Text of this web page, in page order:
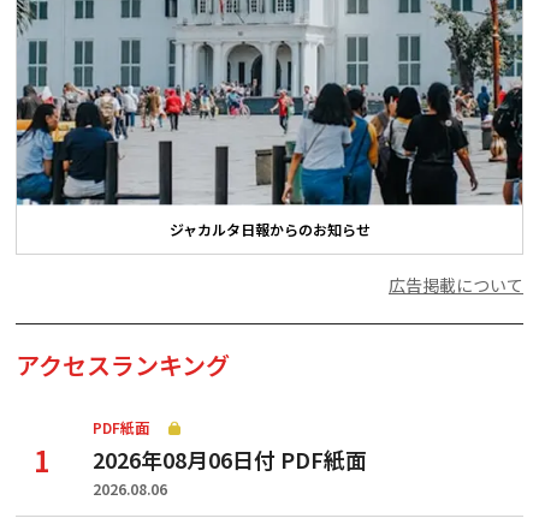
ジャカルタ日報からのお知らせ
広告掲載について
アクセスランキング
PDF紙面
2026年08月06日付 PDF紙面
2026.08.06